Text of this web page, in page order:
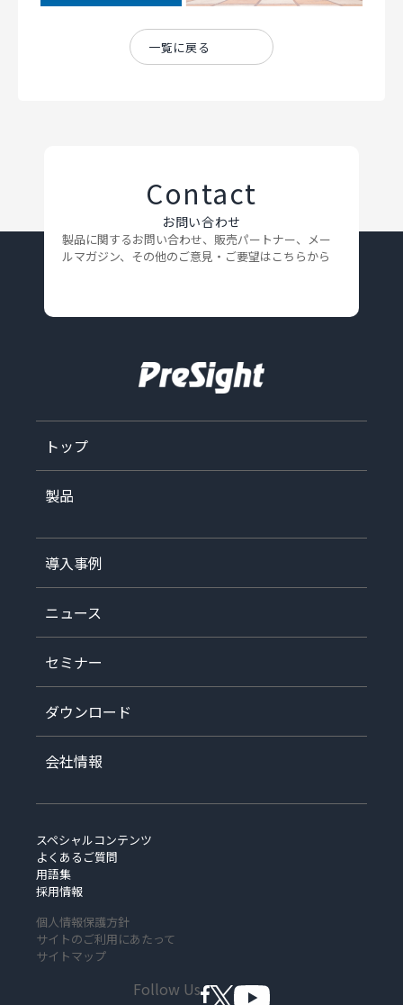
一覧に戻る
Contact
お問い合わせ
製品に関するお問い合わせ、販売パートナー、メー
ルマガジン、 その他のご意見・ご要望はこちらから
トップ
製品
導入事例
ニュース
セミナー
ダウンロード
会社情報
スペシャルコンテンツ
よくあるご質問
用語集
採用情報
個人情報保護方針
サイトのご利用にあたって
サイトマップ
Follow Us